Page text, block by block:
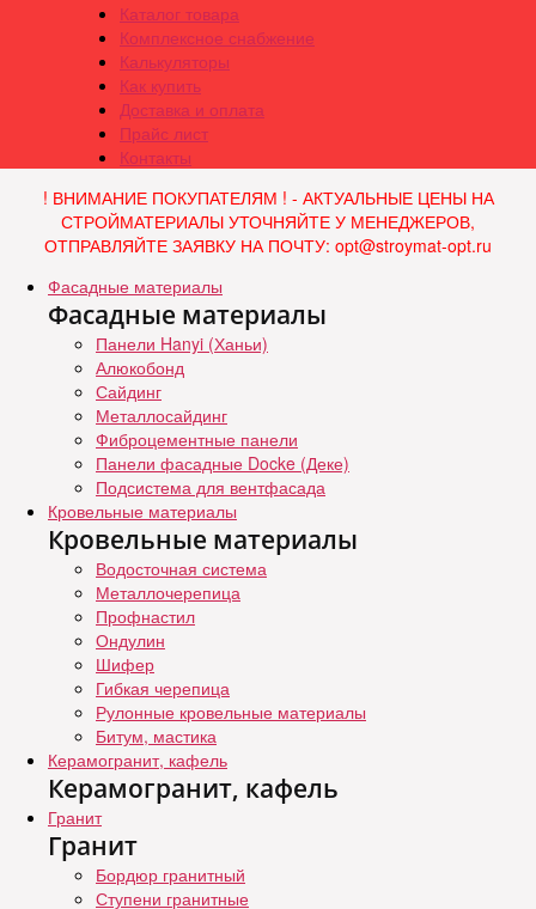
Каталог товара
Комплексное снабжение
Калькуляторы
Как купить
Доставка и оплата
Прайс лист
Контакты
! ВНИМАНИЕ ПОКУПАТЕЛЯМ ! - АКТУАЛЬНЫЕ ЦЕНЫ НА
СТРОЙМАТЕРИАЛЫ УТОЧНЯЙТЕ У МЕНЕДЖЕРОВ,
ОТПРАВЛЯЙТЕ ЗАЯВКУ НА ПОЧТУ: opt@stroymat-opt.ru
Фасадные материалы
Фасадные материалы
Панели Hanyi (Ханьи)
Алюкобонд
Сайдинг
Металлосайдинг
Фиброцементные панели
Панели фасадные Docke (Деке)
Подсистема для вентфасада
Кровельные материалы
Кровельные материалы
Водосточная система
Металлочерепица
Профнастил
Ондулин
Шифер
Гибкая черепица
Рулонные кровельные материалы
Битум, мастика
Керамогранит, кафель
Керамогранит, кафель
Гранит
Гранит
Бордюр гранитный
Ступени гранитные